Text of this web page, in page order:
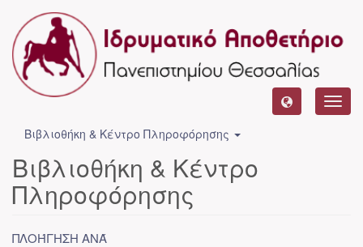
Βιβλιοθήκη & Κέντρο Πληροφόρησης
Βιβλιοθήκη & Κέντρο
Πληροφόρησης
ΠΛΟΉΓΗΣΗ ΑΝΆ